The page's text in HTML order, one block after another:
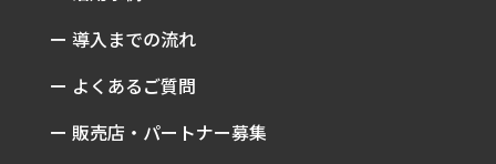
ー 導入までの流れ
ー よくあるご質問
ー 販売店・パートナー募集